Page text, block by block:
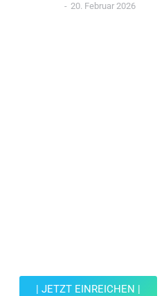
20. Februar 2026
| JETZT EINREICHEN |